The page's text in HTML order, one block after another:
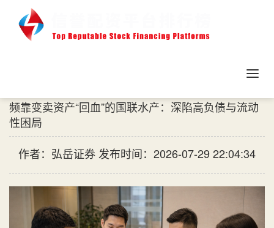
频靠变卖资产“回血”的国联水产：深陷高负债与流动
性困局
作者：弘岳证券 发布时间：2026-07-29 22:04:34